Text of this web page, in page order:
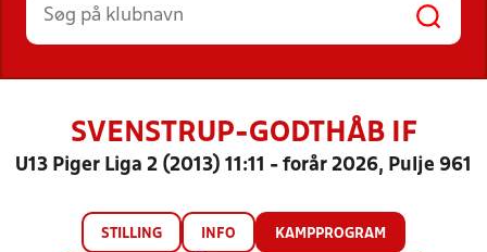
SVENSTRUP-GODTHÅB IF
U13 Piger Liga 2 (2013) 11:11 - forår 2026, Pulje 961
STILLING INFO KAMPPROGRAM